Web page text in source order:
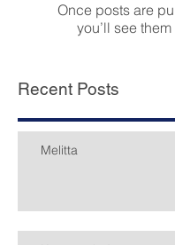
Once posts are
you’ll see them
Recent Posts
Melitta